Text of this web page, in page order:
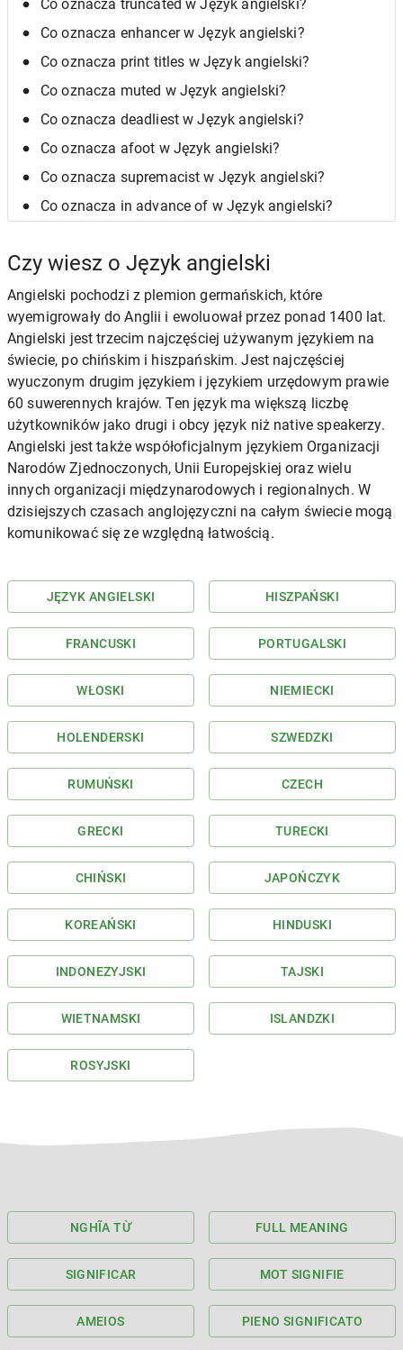
Co oznacza truncated w Język angielski?
Co oznacza enhancer w Język angielski?
Co oznacza print titles w Język angielski?
Co oznacza muted w Język angielski?
Co oznacza deadliest w Język angielski?
Co oznacza afoot w Język angielski?
Co oznacza supremacist w Język angielski?
Co oznacza in advance of w Język angielski?
Czy wiesz o Język angielski
Angielski pochodzi z plemion germańskich, które
wyemigrowały do Anglii i ewoluował przez ponad 1400 lat.
Angielski jest trzecim najczęściej używanym językiem na
świecie, po chińskim i hiszpańskim. Jest najczęściej
wyuczonym drugim językiem i językiem urzędowym prawie
60 suwerennych krajów. Ten język ma większą liczbę
użytkowników jako drugi i obcy język niż native speakerzy.
Angielski jest także współoficjalnym językiem Organizacji
Narodów Zjednoczonych, Unii Europejskiej oraz wielu
innych organizacji międzynarodowych i regionalnych. W
dzisiejszych czasach anglojęzyczni na całym świecie mogą
komunikować się ze względną łatwością.
JĘZYK ANGIELSKI HISZPAŃSKI
FRANCUSKI PORTUGALSKI
WŁOSKI NIEMIECKI
HOLENDERSKI SZWEDZKI
RUMUŃSKI CZECH
GRECKI TURECKI
CHIŃSKI JAPOŃCZYK
KOREAŃSKI HINDUSKI
INDONEZYJSKI TAJSKI
WIETNAMSKI ISLANDZKI
ROSYJSKI
NGHĨA TỪ FULL MEANING
SIGNIFICAR MOT SIGNIFIE
AMEIOS PIENO SIGNIFICATO